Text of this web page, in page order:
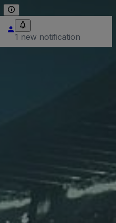
1 new notification